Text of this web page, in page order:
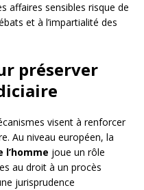
affaires sensibles risque de
et à l’impartialité des
préserver
visent à renforcer
Au niveau européen, la
l’homme joue un rôle
au droit à un procès
jurisprudence